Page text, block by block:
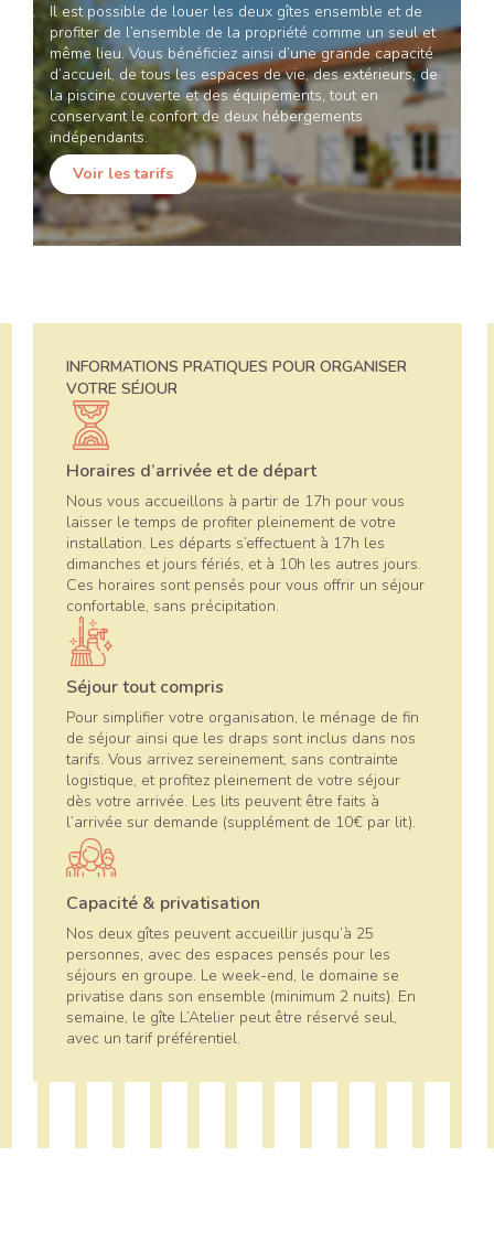
Il est possible de louer les deux gîtes ensemble et de
profiter de l’ensemble de la propriété comme un seul et
même lieu. Vous bénéficiez ainsi d’une grande capacité
d’accueil, de tous les espaces de vie, des extérieurs, de
la piscine couverte et des équipements, tout en
conservant le confort de deux hébergements
indépendants.
Voir les tarifs
INFORMATIONS PRATIQUES POUR ORGANISER
VOTRE SÉJOUR
Horaires d’arrivée et de départ
Nous vous accueillons à partir de 17h pour vous
laisser le temps de profiter pleinement de votre
installation. Les départs s’effectuent à 17h les
dimanches et jours fériés, et à 10h les autres jours.
Ces horaires sont pensés pour vous offrir un séjour
confortable, sans précipitation.
Séjour tout compris
Pour simplifier votre organisation, le ménage de fin
de séjour ainsi que les draps sont inclus dans nos
tarifs. Vous arrivez sereinement, sans contrainte
logistique, et profitez pleinement de votre séjour
dès votre arrivée. Les lits peuvent être faits à
l’arrivée sur demande (supplément de 10€ par lit).
Capacité & privatisation
Nos deux gîtes peuvent accueillir jusqu’à 25
personnes, avec des espaces pensés pour les
séjours en groupe. Le week-end, le domaine se
privatise dans son ensemble (minimum 2 nuits). En
semaine, le gîte L’Atelier peut être réservé seul,
avec un tarif préférentiel.